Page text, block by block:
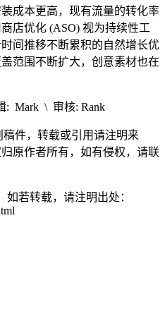
成本更高，现有流量的转化率
店优化 (ASO) 视为持续性工
间推移不断累积的自然增长优
范围不断扩大，创意素材也在
: Mark \ 审核: Rank
稿件，转载或引用请注明来
原作者所有，如有侵权，请联
如若转载，请注明出处：